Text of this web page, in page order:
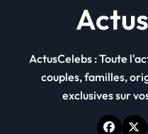
ActusCelebs : Toute
couples, familles,
exclusives sur